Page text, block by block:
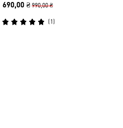
690,00 ₴990,00 ₴
(1 )